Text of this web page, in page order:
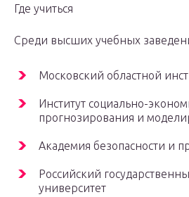
Где учиться
Среди высших учебных
Московский областной
Институт социально-
прогнозирования и
Академия безопасности и
Российский
университет